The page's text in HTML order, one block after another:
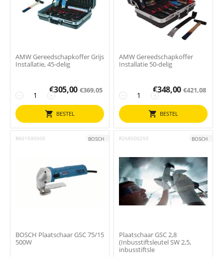
AMW Gereedschapkoffer Grijs
Installatie, 45-delig
+
−
€305,00 €369,05
BESTEL
AMW Gereedschapkoffer
Installatie 50-delig
+
−
€348,00 €421,08
BESTEL
B601500500 BOSCH
BOSCH Plaatschaar GSC 75/15
500W
R268500255 BOSCH
Plaatschaar GSC 2,8
(Inbusstiftsleutel SW 2,5,
inbusstiftsle